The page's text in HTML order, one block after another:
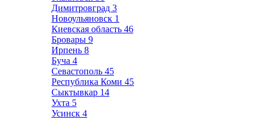
Димитровград 3
Новоульяновск 1
Киевская область 46
Бровары 9
Ирпень 8
Буча 4
Севастополь 45
Республика Коми 45
Сыктывкар 14
Ухта 5
Усинск 4